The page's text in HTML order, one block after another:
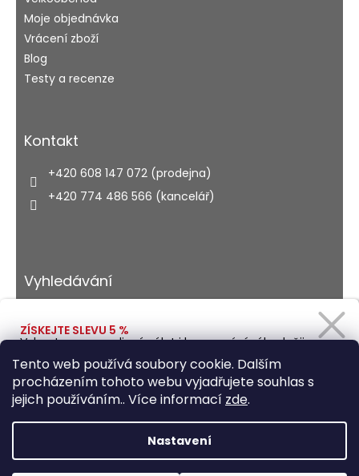
Tento web používá soubory cookie. Dalším
procházením tohoto webu vyjadřujete souhlas s
jejich používáním.. Více informací zde.
Nastavení
Moje objednávka
Vrácení zboží
Blog
Testy a recenze
Kontakt
+420 608 147 072 (prodejna)
+420 774 486 566 (kancelář)
Vyhledávání
HLEDAT
Copyright 2026Autohaus.cz. Všechna práva
ZÍSKEJTE SLEVU 5 %
Vybavte se na rodinný výlet i kempování výhodněji.
Zadejte svůj e-mail a obratem Vám pošleme
slevový kód.
Zásady zpracování osobních údajů